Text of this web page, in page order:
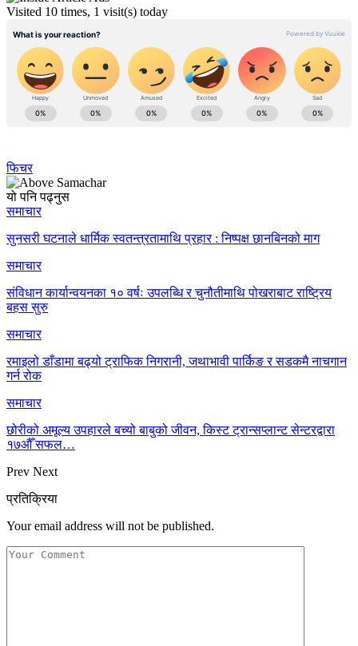
Visited 10 times, 1 visit(s) today
फिचर
यो पनि पढ्नुस
समाचार
सुनसरी घटनाले धार्मिक स्वतन्त्रतामाथि प्रहार : निष्पक्ष छानबिनको माग
समाचार
संविधान कार्यान्वयनका १० वर्षः उपलब्धि र चुनौतीमाथि पोखराबाट राष्ट्रिय
बहस सुरु
समाचार
रमाइलो डाँडामा बढ्यो ट्राफिक निगरानी, जथाभावी पार्किङ र सडकमै नाचगान
गर्न रोक
समाचार
छोरीको अमूल्य उपहारले बच्यो बाबुको जीवन, किस्ट ट्रान्सप्लान्ट सेन्टरद्वारा
१७औँ सफल…
Prev Next
प्रतिक्रिया
Your email address will not be published.